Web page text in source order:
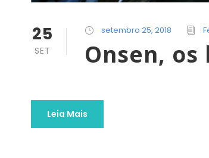
25
SET
setembro 25, 2018
Onsen,
Leia Mais